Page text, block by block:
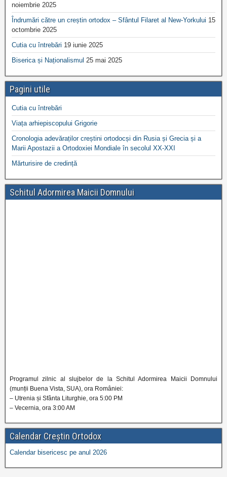
noiembrie 2025
Îndrumări către un creștin ortodox – Sfântul Filaret al New-Yorkului 15
octombrie 2025
Cutia cu întrebări 19 iunie 2025
Biserica și Naționalismul 25 mai 2025
Pagini utile
Cutia cu întrebări
Viața arhiepiscopului Grigorie
Cronologia adevăraților creștini ortodocși din Rusia și Grecia și a
Marii Apostazii a Ortodoxiei Mondiale în secolul XX-XXI
Mărturisire de credință
Schitul Adormirea Maicii Domnului
Programul zilnic al slujbelor de la Schitul Adormirea Maicii Domnului
(munții Buena Vista, SUA), ora României:
– Utrenia și Sfânta Liturghie, ora 5:00 PM
– Vecernia, ora 3:00 AM
Calendar Creștin Ortodox
Calendar bisericesc pe anul 2026